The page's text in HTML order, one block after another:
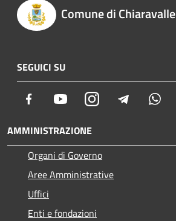
Comune di Chiaravalle
SEGUICI SU
Facebook YoutubeInstagram Telegram
AMMINISTRAZIONE
Organi di Governo
Aree Amministrative
Uffici
Enti e fondazioni